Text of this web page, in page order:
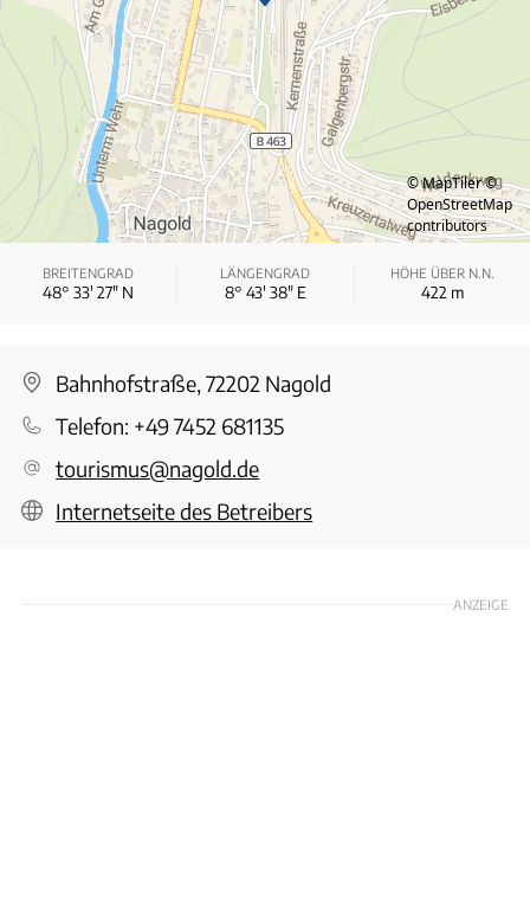
© MapTiler©
OpenStreetMap
contributors
BREITENGRAD
48° 33′ 27″ N
LÄNGENGRAD
8° 43′ 38″ E
HÖHE ÜBER N.N.
422 m
Bahnhofstraße, 72202 Nagold
Telefon: +49 7452 681135
tourismus@nagold.de
Internetseite des Betreibers
ANZEIGE